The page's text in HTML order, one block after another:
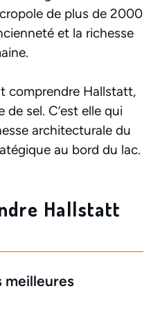
de plus de 2000
et la richesse
comprendre Hallstatt,
sel. C’est elle qui
architecturale du
au bord du lac.
Hallstatt
meilleures